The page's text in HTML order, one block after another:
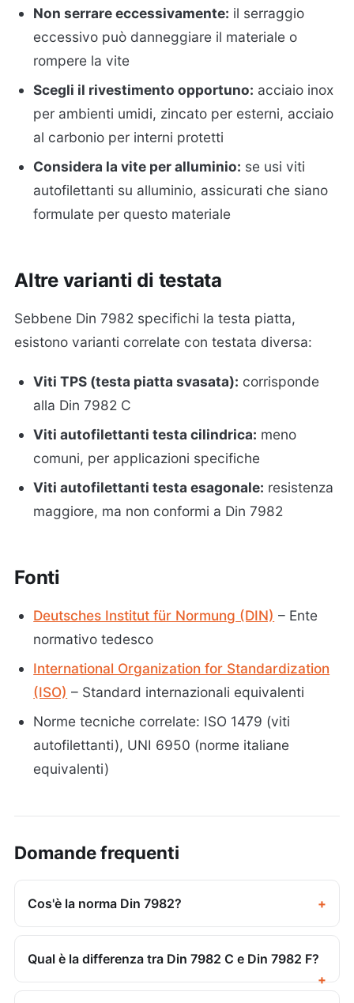
Non serrare eccessivamente: il serraggio
eccessivo può danneggiare il materiale o
rompere la vite
Scegli il rivestimento opportuno: acciaio inox
per ambienti umidi, zincato per esterni, acciaio
al carbonio per interni protetti
Considera la vite per alluminio: se usi viti
autofilettanti su alluminio, assicurati che siano
formulate per questo materiale
Altre varianti di testata
Sebbene Din 7982 specifichi la testa piatta,
esistono varianti correlate con testata diversa:
Viti TPS (testa piatta svasata): corrisponde
alla Din 7982 C
Viti autofilettanti testa cilindrica: meno
comuni, per applicazioni specifiche
Viti autofilettanti testa esagonale: resistenza
maggiore, ma non conformi a Din 7982
Fonti
Deutsches Institut für Normung (DIN) – Ente
normativo tedesco
International Organization for Standardization
(ISO) – Standard internazionali equivalenti
Norme tecniche correlate: ISO 1479 (viti
autofilettanti), UNI 6950 (norme italiane
equivalenti)
Domande frequenti
Cos'è la norma Din 7982?
Qual è la differenza tra Din 7982 C e Din 7982 F?